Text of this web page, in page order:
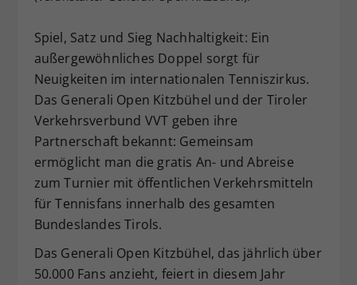
Spiel, Satz und Sieg Nachhaltigkeit: Ein
außergewöhnliches Doppel sorgt für
Neuigkeiten im internationalen Tenniszirkus.
Das Generali Open Kitzbühel und der Tiroler
Verkehrsverbund VVT geben ihre
Partnerschaft bekannt: Gemeinsam
ermöglicht man die gratis An- und Abreise
zum Turnier mit öffentlichen Verkehrsmitteln
für Tennisfans innerhalb des gesamten
Bundeslandes Tirols.
Das Generali Open Kitzbühel, das jährlich über
50.000 Fans anzieht, feiert in diesem Jahr
Zweck
Einstellungen. Unter anderem eine
zufällig generierte ID, für die
historische Speicherung Ihrer
Webseiten-Betreiber dies eingestellt
hat.